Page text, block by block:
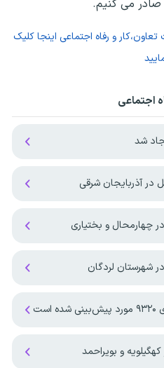
می کنیم.
تعاون،کار و رفاه اجتماعی اینجا کلیک
اجتماعی